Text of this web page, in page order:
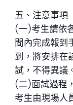
五、注意事項
(一)考生請依
間內完成報到
到，將安排在
試，不得異議
(二)面試過程
考生由現場人